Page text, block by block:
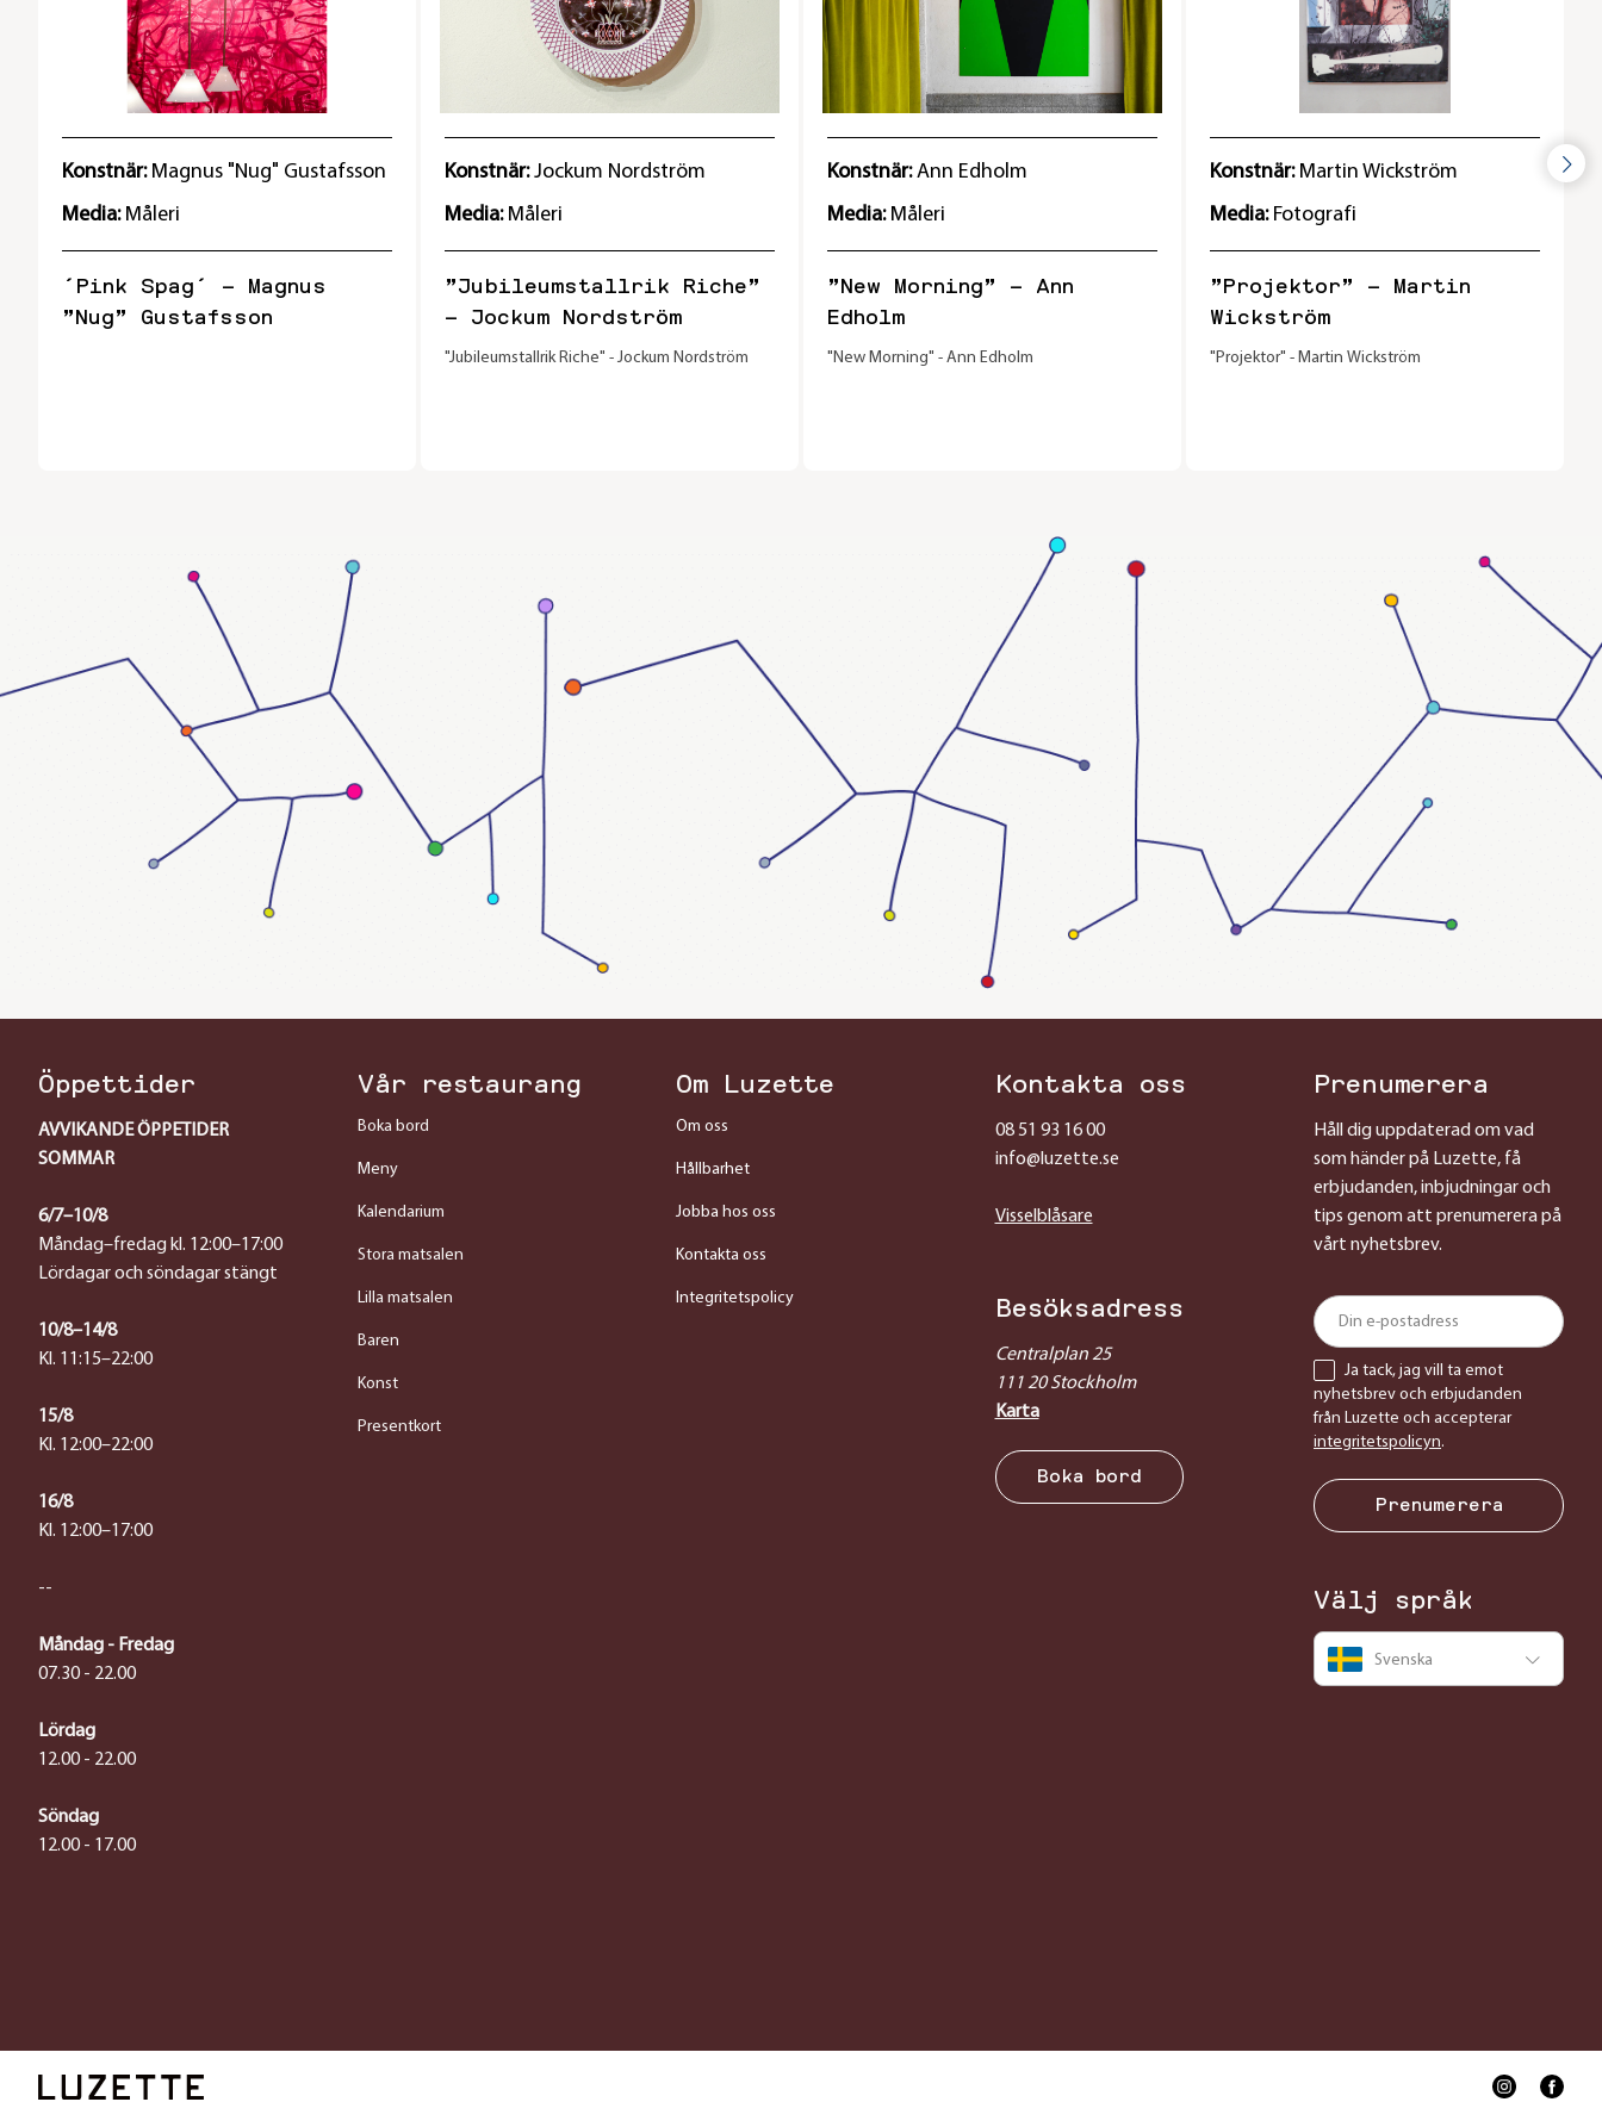
Konstnär: Magnus "Nug" Gustafsson
Media: Måleri
´Pink Spag´ – Magnus
”Nug” Gustafsson
Konstnär:Jockum Nordström
Media: Måleri
”Jubileumstallrik Riche”
– Jockum Nordström
"Jubileumstallrik Riche" - Jockum Nordström
Konstnär:Ann Edholm
Media: Måleri
”New Morning” – Ann
Edholm
"New Morning" - Ann Edholm
Konstnär: Martin Wickström
Media: Fotografi
”Projektor” – Martin
Wickström
"Projektor" - Martin Wickström
Öppettider
AVVIKANDE ÖPPETIDER
SOMMAR
6/7–10/8
Måndag–fredag kl. 12:00–17:00
Lördagar och söndagar stängt
10/8–14/8
Kl. 11:15–22:00
15/8
Kl. 12:00–22:00
16/8
Kl. 12:00–17:00
--
Måndag - Fredag
07.30 - 22.00
Lördag
12.00 - 22.00
Söndag
12.00 - 17.00
Vår restaurang
Boka bord
Meny
Kalendarium
Stora matsalen
Lilla matsalen
Baren
Konst
Presentkort
Om Luzette
Om oss
Hållbarhet
Jobba hos oss
Kontakta oss
Integritetspolicy
Kontakta oss
08 51 93 16 00
info@luzette.se
Visselblåsare
Besöksadress
Centralplan 25
111 20 Stockholm
Karta
Boka bord
Prenumerera
Håll dig uppdaterad om vad
som händer på Luzette, få
erbjudanden, inbjudningar och
tips genom att prenumerera på
vårt nyhetsbrev.
Ja tack, jag vill ta emot
nyhetsbrev och erbjudanden
från Luzette och accepterar
integritetspolicyn.
Prenumerera
Välj språk
Svenska